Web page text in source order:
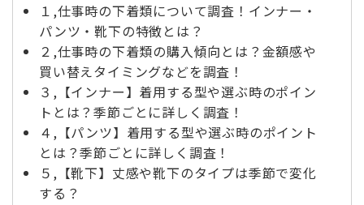
１,仕事時の下着類について調査！インナー・
パンツ・靴下の特徴とは？
２,仕事時の下着類の購入傾向とは？金額感や
買い替えタイミングなどを調査！
３,【インナー】着用する型や選ぶ時のポイン
トとは？季節ごとに詳しく調査！
４,【パンツ】着用する型や選ぶ時のポイント
とは？季節ごとに詳しく調査！
５,【靴下】丈感や靴下のタイプは季節で変化
する？